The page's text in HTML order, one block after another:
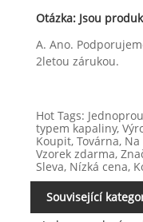
Otázka: Jsou
A. Ano.
2letou zárukou.
Hot Tags:
typem kapaliny,
Koupit, Továrna,
Vzorek zdarma,
Sleva, Nízká cena,
Související